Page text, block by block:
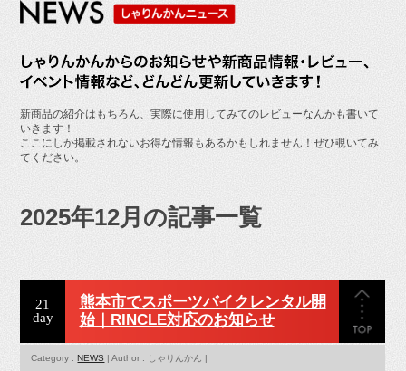
よくあるご質問
お問い合せ
新商品の紹介はもちろん、実際に使用してみてのレビューなんかも書いて
いきます！
ここにしか掲載されないお得な情報もあるかもしれません！ぜひ覗いてみ
てください。
2025年12月の記事一覧
21
day
熊本市でスポーツバイクレンタル開
始｜RINCLE対応のお知らせ
Category :NEWS | Author : しゃりんかん |